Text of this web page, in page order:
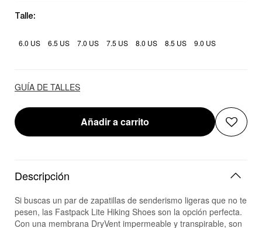
Talle:
6.0 US 6.5 US 7.0 US 7.5 US 8.0 US 8.5 US 9.0 US
GUÍA DE TALLES
Añadir a carrito
Descripción
Si buscas un par de zapatillas de senderismo ligeras que no te
pesen, las Fastpack Lite Hiking Shoes son la opción perfecta.
Con una membrana DryVent impermeable y transpirable, son